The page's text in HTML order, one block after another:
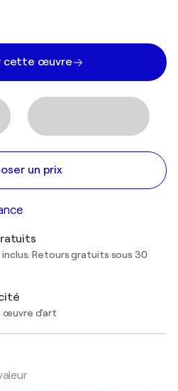
cette œuvre
un prix
Retours gratuits sous 30
œuvre d'art